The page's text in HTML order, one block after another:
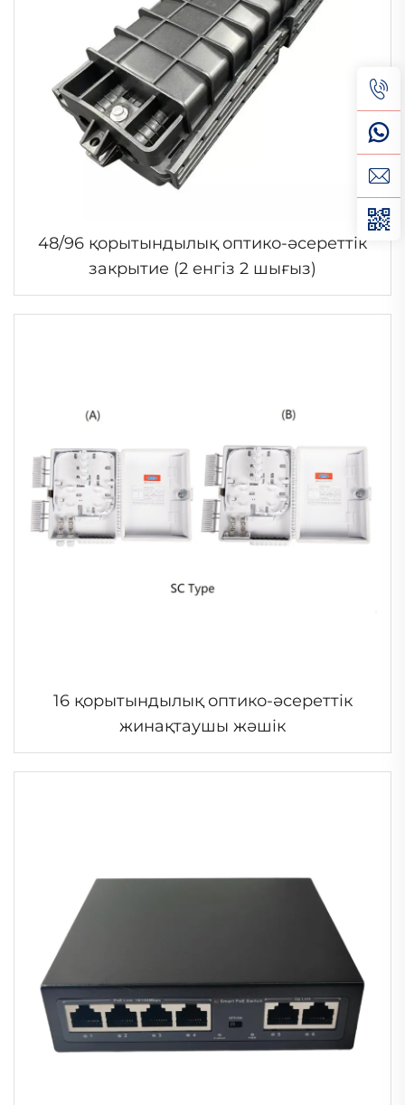
48/96 қорытындылық оптико-әсереттік
закрытие (2 енгіз 2 шығыз)
16 қорытындылық оптико-әсереттік
жинақтаушы жәшік